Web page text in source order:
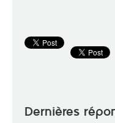
Dernières